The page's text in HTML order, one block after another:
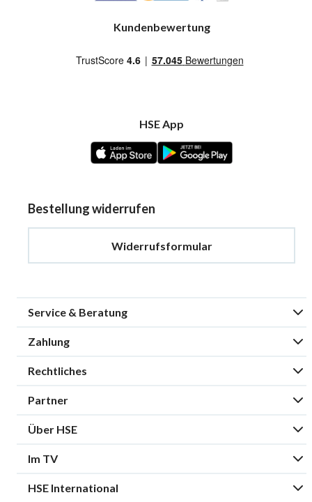
Kundenbewertung
HSE App
Bestellung widerrufen
Widerrufsformular
Service & Beratung
Zahlung
Rechtliches
Partner
Über HSE
Im TV
HSE International